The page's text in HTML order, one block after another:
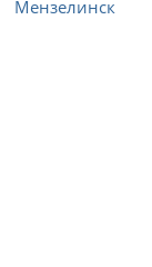
Мензелинск